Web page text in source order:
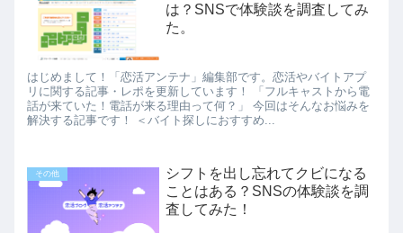
は？SNSで体験談を調査してみ
た。
はじめまして！「恋活アンテナ」編集部です。恋活やバイトアプ
リに関する記事・レポを更新しています！ 「フルキャストから電
話が来ていた！電話が来る理由って何？」 今回はそんなお悩みを
解決する記事です！ ＜バイト探しにおすすめ...
その他
シフトを出し忘れてクビになる
ことはある？SNSの体験談を調
査してみた！